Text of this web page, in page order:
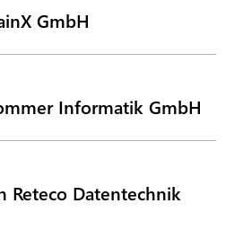
GmbH
Informatik GmbH
Reteco Datentechnik